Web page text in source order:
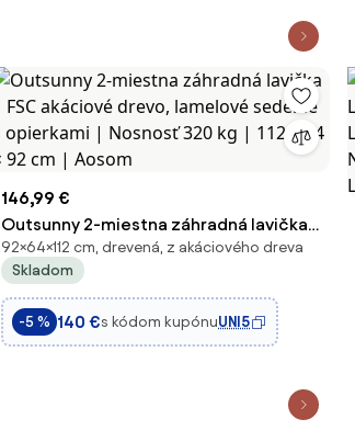
146,99 €
Outsunny 2-miestna záhradná lavička |
FSC akáciové drevo, lamelové sedenie
s opierkami | Nosnosť 320 kg | 112 × 64 ×
92 cm | Aosom
92×64×112 cm, drevená, z akáciového dreva
Skladom
-5 % 140 €s kódom kupónuUNI5